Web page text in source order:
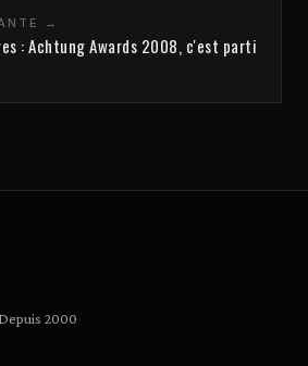
→
: Achtung Awards 2008, c'est parti
2000